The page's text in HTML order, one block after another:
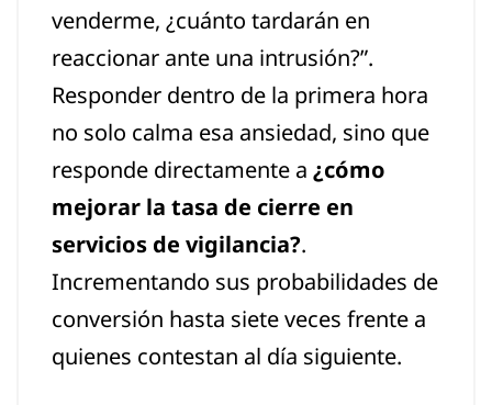
venderme, ¿cuánto tardarán en
reaccionar ante una intrusión?”.
Responder dentro de la primera hora
no solo calma esa ansiedad, sino que
responde directamente a ¿cómo
mejorar la tasa de cierre en
servicios de vigilancia?.
Incrementando sus probabilidades de
conversión hasta siete veces frente a
quienes contestan al día siguiente.